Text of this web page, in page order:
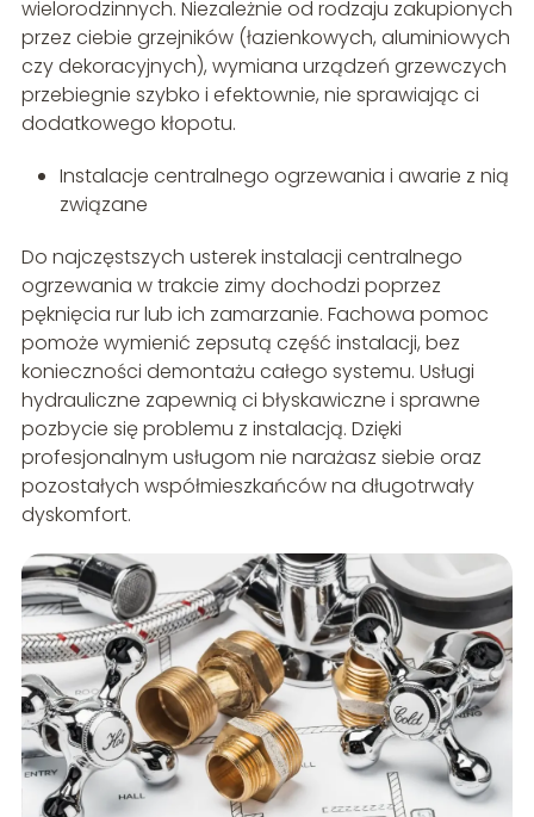
wielorodzinnych. Niezależnie od rodzaju zakupionych
przez ciebie grzejników (łazienkowych, aluminiowych
czy dekoracyjnych), wymiana urządzeń grzewczych
przebiegnie szybko i efektownie, nie sprawiając ci
dodatkowego kłopotu.
Instalacje centralnego ogrzewania i awarie z nią
związane
Do najczęstszych usterek instalacji centralnego
ogrzewania w trakcie zimy dochodzi poprzez
pęknięcia rur lub ich zamarzanie. Fachowa pomoc
pomoże wymienić zepsutą część instalacji, bez
konieczności demontażu całego systemu. Usługi
hydrauliczne zapewnią ci błyskawiczne i sprawne
pozbycie się problemu z instalacją. Dzięki
profesjonalnym usługom nie narażasz siebie oraz
pozostałych współmieszkańców na długotrwały
dyskomfort.